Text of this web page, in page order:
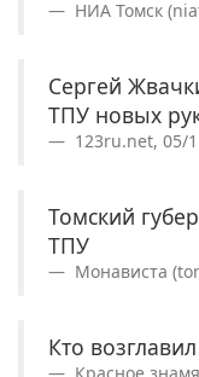
НИА Томск
Сергей
ТПУ новых
123ru.net, 05/
Томский
ТПУ
Монависта
Кто